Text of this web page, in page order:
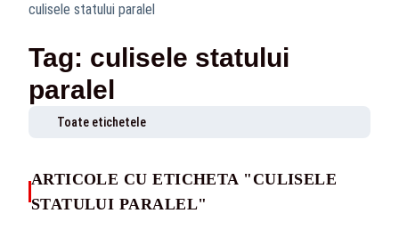
culisele statului paralel
Tag: culisele statului
paralel
Toate etichetele
ARTICOLE CU ETICHETA "CULISELE
STATULUI PARALEL"